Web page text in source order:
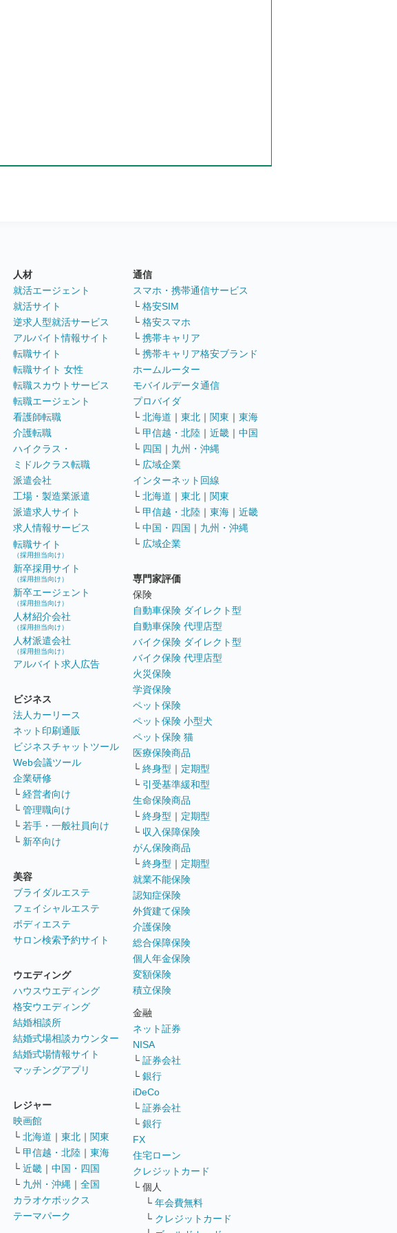
人材
就活エージェント
就活サイト
逆求人型就活サービス
アルバイト情報サイト
転職サイト
転職サイト 女性
転職スカウトサービス
転職エージェント
看護師転職
介護転職
ハイクラス・
ミドルクラス転職
派遣会社
工場・製造業派遣
派遣求人サイト
求人情報サービス
転職サイト
（採用担当向け）
新卒採用サイト
（採用担当向け）
新卒エージェント
（採用担当向け）
人材紹介会社
（採用担当向け）
人材派遣会社
（採用担当向け）
アルバイト求人広告
ビジネス
法人カーリース
ネット印刷通販
ビジネスチャットツール
Web会議ツール
企業研修
└ 経営者向け
└ 管理職向け
└ 若手・一般社員向け
└ 新卒向け
美容
ブライダルエステ
フェイシャルエステ
ボディエステ
サロン検索予約サイト
ウエディング
ハウスウエディング
格安ウエディング
結婚相談所
結婚式場相談カウンター
結婚式場情報サイト
マッチングアプリ
レジャー
映画館
└ 北海道 ｜ 東北 ｜ 関東
└ 甲信越・北陸 ｜ 東海
└ 近畿 ｜ 中国・四国
└ 九州・沖縄 ｜ 全国
カラオケボックス
テーマパーク
通信
スマホ・携帯通信サービス
└ 格安SIM
└ 格安スマホ
└ 携帯キャリア
└ 携帯キャリア格安ブランド
ホームルーター
モバイルデータ通信
プロバイダ
└ 北海道 ｜ 東北 ｜ 関東 ｜ 東海
└ 甲信越・北陸 ｜ 近畿 ｜ 中国
└ 四国 ｜ 九州・沖縄
└ 広域企業
インターネット回線
└ 北海道 ｜ 東北 ｜ 関東
└ 甲信越・北陸 ｜ 東海 ｜ 近畿
└ 中国・四国 ｜ 九州・沖縄
└ 広域企業
専門家評価
保険
自動車保険 ダイレクト型
自動車保険 代理店型
バイク保険 ダイレクト型
バイク保険 代理店型
火災保険
学資保険
ペット保険
ペット保険 小型犬
ペット保険 猫
医療保険商品
└ 終身型 ｜ 定期型
└ 引受基準緩和型
生命保険商品
└ 終身型 ｜ 定期型
└ 収入保障保険
がん保険商品
└ 終身型 ｜ 定期型
就業不能保険
認知症保険
外貨建て保険
介護保険
総合保障保険
個人年金保険
変額保険
積立保険
金融
ネット証券
NISA
└ 証券会社
└ 銀行
iDeCo
└ 証券会社
└ 銀行
FX
住宅ローン
クレジットカード
└ 個人
└ 年会費無料
└ クレジットカード